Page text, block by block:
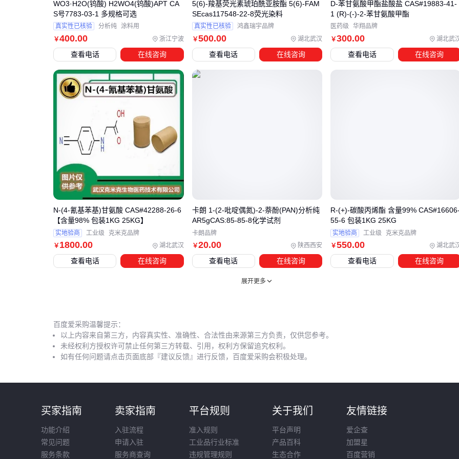
采购加碘湖盐后，储存环境往往成为被忽视的关键环节。潮湿
环境下盐粒易结块，而高温或阳光直射会导致碘元素加速挥
PE盐储存桶
通过食品级材质和密封设计，能有效
隔绝水汽和紫外线，特别适合南方潮湿地区或需要长期储存的
场景。
企业的合规管理尤为重要。
五、加碘湖盐用错场景？三个操作误区要避开
高温烹饪是导致碘流失的主要因素。当油温超过一定阈值时，
粗颗粒湖盐溶解慢，适合需要长时间渗透的肉类腌制
细颗粒更适合快速腌制的蔬菜类，但需减少20%用量
储存罐，配合不同容量的盐计量勺区分烹饪和凉拌场景。餐饮
变化对品质的影响。
选择加碘湖盐本质上是平衡天然属性与功能需求的过程。从储
￥400.00 浙江宁波
WO3·H2O(钨酸) H2WO4(钨酸)APT CA
S号7783-03-1 多规格可选
真实性已核验 分析纯 涂料用
查看电话 在线咨询
￥500.00 湖北武汉
5(6)-羧基荧光素琥珀酰亚胺酯 5(6)-FAM
SEcas117548-22-8荧光染料
真实性已核验 鸿鑫瑞宇品牌
查看电话 在线咨询
￥300.00 湖北武
D-苯甘氨酸甲酯盐酸盐 CAS#19883-41-
1 (R)-(-)-2-苯甘氨酸甲酯
医药级 华翔品牌
查看电话 在线咨询
￥ 1800.00 湖北武汉
N-(4-氰基苯基)甘氨酸 CAS#42288-26-6
【含量98% 包装1KG 25KG】
实地验商 工业级 克米克品牌
查看电话 在线咨询
￥20.00 陕西西安
卡朗 1-(2-吡啶偶氮)-2-萘酚(PAN)分析纯
AR5gCAS:85-85-8化学试剂
卡朗品牌
查看电话 在线咨询
￥550.00 湖北武
R-(+)-碳酸丙烯酯 含量99%
55-6 包装1KG 25KG
实地验商 工业级 克米克品牌
查看电话 在线咨询
展开更多
百度爱采购温馨提示：
以上内容来自第三方，内容真实性、准确性、合法性由来源第三方负责，仅供您参考。
未经权利方授权许可禁止任何第三方转载、引用，权利方保留追究权利。
如有任何问题请点击页面底部『建议反馈』进行反馈，百度爱采购会积极处理。
买家指南
功能介绍
常见问题
服务条款
卖家指南
入驻流程
申请入驻
服务商查询
平台规则
准入规则
工业品行业标准
违规管理规则
关于我们
平台声明
产品百科
生态合作
友情链接
爱企查
加盟星
百度营销